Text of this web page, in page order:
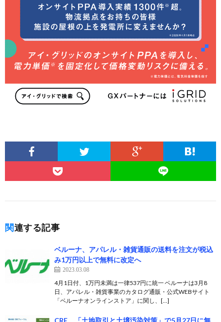
関連する記事
ベルーナ、アパレル・雑貨通販の送料を注文が税込
み1万円以上で無料に改定へ
2023.03.08
4月1日付、1万円未満は一律537円に統一 ベルーナは3月8
日、アパレル・雑貨事業のカタログ通販・公式WEBサイト
「ベルーナオンラインストア」に関し、[…]
CRE、「土地取引と土壌汚染対策」で5月27日に無